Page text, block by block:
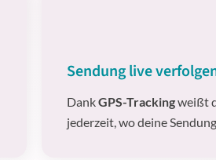
Sendung live
DankGPS-Trackingweißt
jederzeit, wo deine